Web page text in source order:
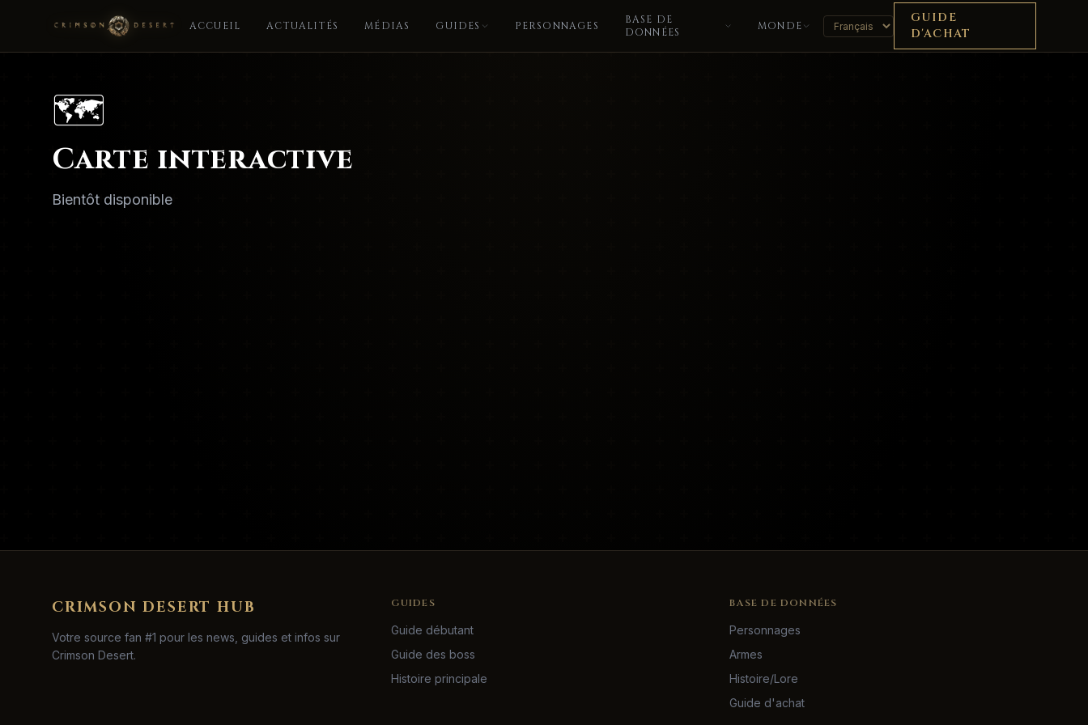
ACCUEIL ACTUALITÉS MÉDIAS GUIDES PERSONNAGES
BASE DE
DONNÉES
MONDE
GUIDE
D'ACHAT
🗺️
Carte interactive
Bientôt disponible
CRIMSON DESERT HUB
Votre source fan #1 pour les news, guides et infos sur
Crimson Desert.
GUIDES
Guide débutant
Guide des boss
Histoire principale
BASE DE DONNÉES
Personnages
Armes
Histoire/Lore
Guide d'achat